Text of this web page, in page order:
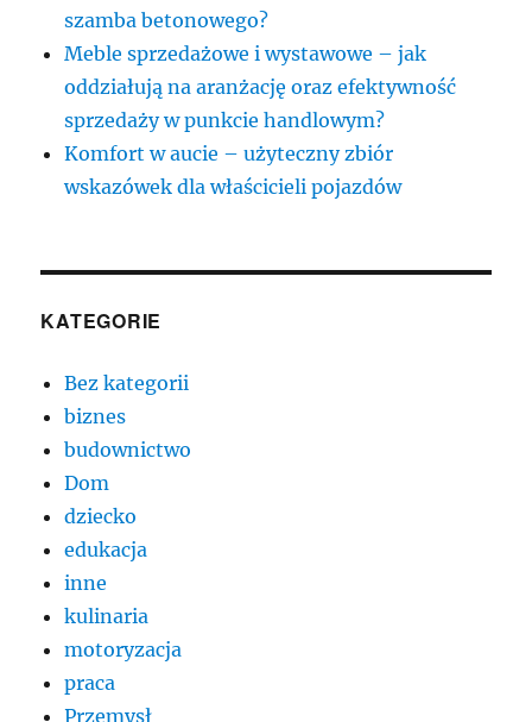
szamba betonowego?
Meble sprzedażowe i wystawowe – jak
oddziałują na aranżację oraz efektywność
sprzedaży w punkcie handlowym?
Komfort w aucie – użyteczny zbiór
wskazówek dla właścicieli pojazdów
KATEGORIE
Bez kategorii
biznes
budownictwo
Dom
dziecko
edukacja
inne
kulinaria
motoryzacja
praca
Przemysł